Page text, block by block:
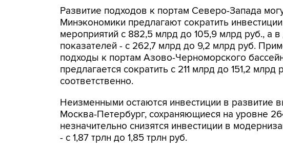
Развитие подходов к портам Северо-Запада
Минэкономики предлагают сократить
мероприятий с 882,5 млрд до 105,9 млрд руб., а
показателей - с 262,7 млрд до 9,2 млрд руб.
подходы к портам Азово-Черноморского
предлагается сократить с 211 млрд до 151,2
соответственно.
Неизменными остаются инвестиции в развитие
Москва-Петербург, сохраняющиеся на уровне
незначительно снизятся инвестиции в
- с 1,87 трлн до 1,85 трлн руб.